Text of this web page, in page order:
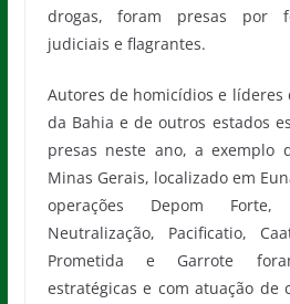
drogas, foram presas por
judiciais e flagrantes.
Autores de homicídios e líderes
da Bahia e de outros estados
presas neste ano, a exemplo
Minas Gerais, localizado em
operações Depom
Neutralização, Pacificatio,
Prometida e Garrote
estratégicas e com atuação de